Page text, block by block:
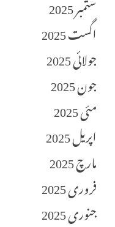
اگست 2025
جولائی 2025
جون 2025
مئی 2025
اپریل 2025
مارچ 2025
فروری 2025
جنوری 2025